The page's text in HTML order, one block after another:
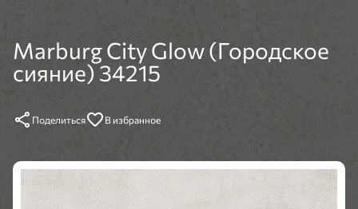
Marburg City Glow (Городское
сияние) 34215
Поделиться В избранное